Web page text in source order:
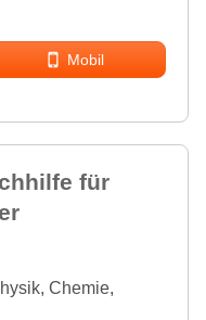
Mobil
für
Chemie,